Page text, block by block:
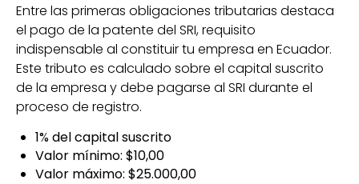
Entre las primeras obligaciones tributarias destaca
el pago de la patente del SRI, requisito
indispensable al constituir tu empresa en Ecuador.
Este tributo es calculado sobre el capital suscrito
de la empresa y debe pagarse al SRI durante el
proceso de registro.
1% del capital suscrito
Valor mínimo: $10,00
Valor máximo: $25.000,00